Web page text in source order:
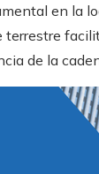
en la
de la